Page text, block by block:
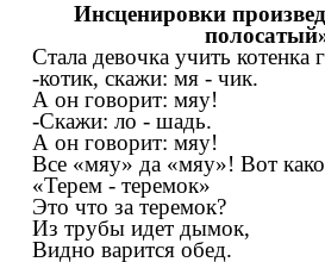
Инсценировки
Стала девочка учить котенка
-котик, скажи: мя - чик.
А он говорит: мяу!
-Скажи: ло - шадь.
А он говорит: мяу!
Все «мяу» да «мяу»! Вот
«Терем - теремок»
Это что за теремок?
Из трубы идет дымок,
Видно варится обед.